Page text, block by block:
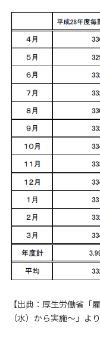
【出典：厚生労働省「
（水）から実施～」より